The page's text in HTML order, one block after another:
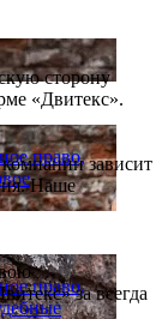
право,
право,
сторону
«Двитекс».
зависит
Наше
за всегда